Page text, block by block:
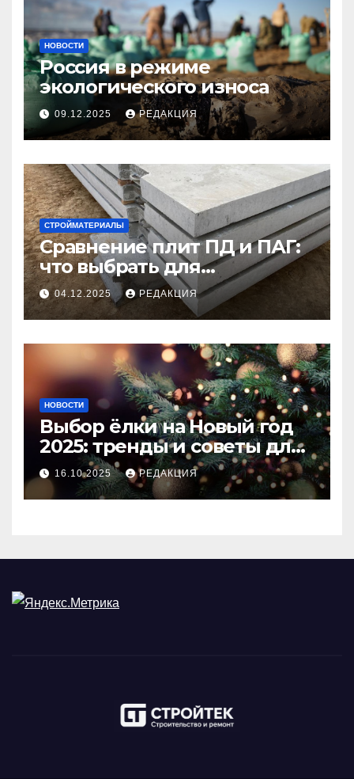
НОВОСТИ
Россия в режиме
экологического износа
09.12.2025 РЕДАКЦИЯ
СТРОЙМАТЕРИАЛЫ
Сравнение плит ПД и ПАГ:
что выбрать для
долговечного и прочного
покрытия
04.12.2025 РЕДАКЦИЯ
НОВОСТИ
Выбор ёлки на Новый год
2025: тренды и советы для
идеального праздника
16.10.2025 РЕДАКЦИЯ